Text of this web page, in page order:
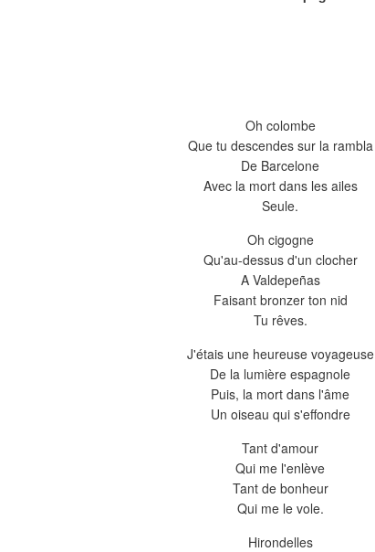
Oh colombe
Que tu descendes sur la rambla
De Barcelone
Avec la mort dans les ailes
Seule.
Oh cigogne
Qu'au-dessus d'un clocher
A Valdepeñas
Faisant bronzer ton nid
Tu rêves.
J'étais une heureuse voyageuse
De la lumière espagnole
Puis, la mort dans l'âme
Un oiseau qui s'effondre
Tant d'amour
Qui me l'enlève
Tant de bonheur
Qui me le vole.
Hirondelles